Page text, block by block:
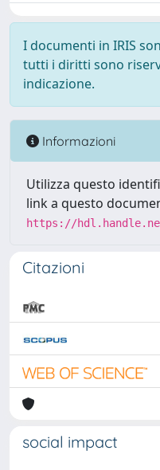
I documenti in IRIS
tutti i diritti sono
indicazione.
Informazioni
Utilizza questo
link a questo
https://
Citazioni
social impact